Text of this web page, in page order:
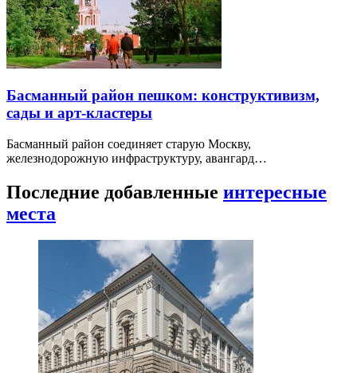
Басманный район пешком: конструктивизм,
сады и арт-кластеры
Басманный район соединяет старую Москву,
железнодорожную инфраструктуру, авангард…
Последние добавленные интересные
места